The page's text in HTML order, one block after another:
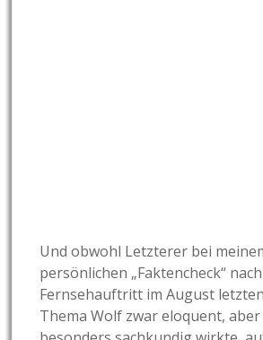
Und obwohl Letzterer bei
persönlichen „Faktencheck“
Fernsehauftritt im August
Thema Wolf zwar eloquent,